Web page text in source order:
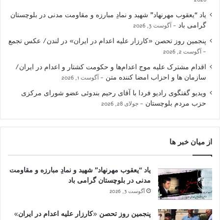
یاد “یعقوب مهرنهاد” شهید و نمادِ مبارزه و مقاومت مدنی در بلوچستان
گرامی باد
آگوست 3, 2026
پنجمین روز تحصن «کارزار علیه اعدام در ایران» در لندن/ عکس تجمع
آگوست 2, 2026
اقدام مشترک علیه موج اعدام‌ها و حکومت کشتار و اعدام در ایران/
سازمان ها و احزاب امضا کننده متن
آگوست 1, 2026
ویدیو گفتگوی رادیو فردا با آقای رحیم بندوئی عضو شورای مرکزی
حزب مردم بلوچستان
جولای 28, 2026
از میان خبر ها
یاد “یعقوب مهرنهاد” شهید و نمادِ مبارزه و مقاومت
مدنی در بلوچستان گرامی باد
آگوست 3, 2026
پنجمین روز تحصن «کارزار علیه اعدام در ایران»